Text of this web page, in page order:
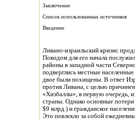
Заключение
Список использованных источников
Введение
Ливано-израильский кризис
Поводом для его начала
районы в западной части
подверглись местные
двое были похищены. В ответ
против Ливана, с целью
«Хизбаллы», в первую очередь,
страны. Однако основные
$9 млрд.) и гражданское
Это повлекло за собой